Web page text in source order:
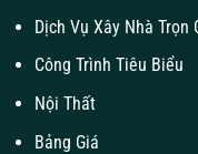
Dịch Vụ Xây Nhà Trọn
Công Trình Tiêu Biểu
Nội Thất
Bảng Giá